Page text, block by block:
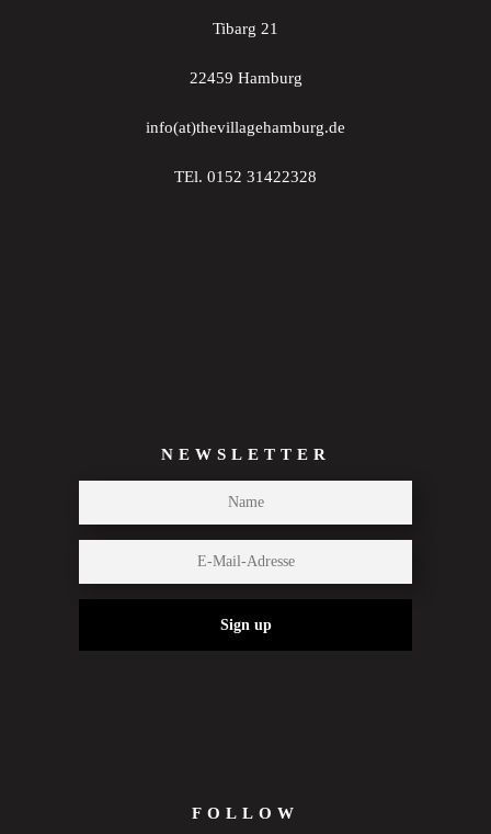
Tibarg 21
22459 Hamburg
info(at)thevillagehamburg.de
TEl. 0152 31422328
NEWSLETTER
Sign up
FOLLOW